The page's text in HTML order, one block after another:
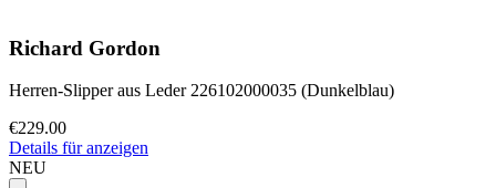
Richard Gordon
Herren-Slipper aus Leder 226102000035 (Dunkelblau)
€229.00
Details für anzeigen
NEU